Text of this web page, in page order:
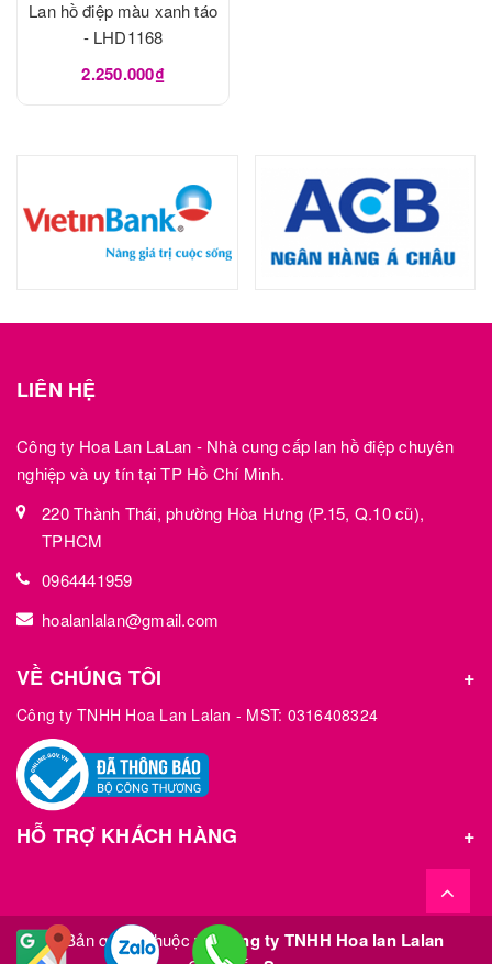
Lan hồ điệp màu xanh táo
- LHD1168
2.250.000₫
LIÊN HỆ
Công ty Hoa Lan LaLan - Nhà cung cấp lan hồ điệp chuyên
nghiệp và uy tín tại TP Hồ Chí Minh.
220 Thành Thái, phường Hòa Hưng (P.15, Q.10 cũ),
TPHCM
0964441959
hoalanlalan@gmail.com
VỀ CHÚNG TÔI
Công ty TNHH Hoa Lan Lalan - MST: 0316408324
HỖ TRỢ KHÁCH HÀNG
© Bản quyền thuộc vềCông ty TNHH Hoa lan Lalan